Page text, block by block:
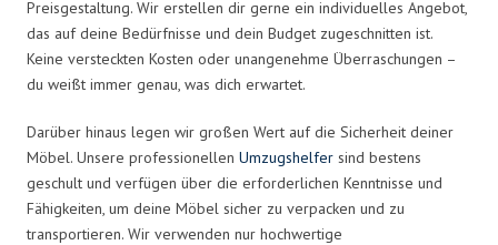
Preisgestaltung. Wir erstellen dir gerne ein individuelles Angebot,
das auf deine Bedürfnisse und dein Budget zugeschnitten ist.
Keine versteckten Kosten oder unangenehme Überraschungen –
du weißt immer genau, was dich erwartet.
Darüber hinaus legen wir großen Wert auf die Sicherheit deiner
Möbel. Unsere professionellen Umzugshelfer sind bestens
geschult und verfügen über die erforderlichen Kenntnisse und
Fähigkeiten, um deine Möbel sicher zu verpacken und zu
transportieren. Wir verwenden nur hochwertige